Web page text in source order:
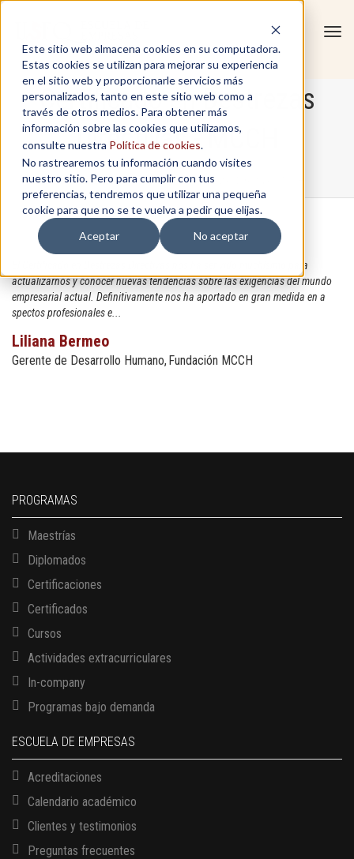
Este sitio web almacena cookies en su computadora.
Estas cookies se utilizan para mejorar su experiencia
en el sitio web y proporcionarle servicios más
personalizados, tanto en este sitio web como a
través de otros medios. Para obtener más
información sobre las cookies que utilizamos,
consulte nuestra Política de cookies.
No rastrearemos tu información cuando visites
nuestro sitio. Pero para cumplir con tus
preferencias, tendremos que utilizar una pequeña
cookie para que no se te vuelva a pedir que elijas.
Aceptar
No aceptar
Certificado en Destrezas
Directivas - MCCH
Home / In-Company / Certificado en Destrezas Directivas - MCCH
El Certificado en Destrezas Directivas nos ha ser vido muchísimo para
actualizarnos y conocer nuevas tendencias sobre las exigencias del mundo
empresarial actual. Definitivamente nos ha aportado en gran medida en a
spectos profesionales e...
Liliana Bermeo
Gerente de Desarrollo Humano Fundación MCCH
PROGRAMAS
Maestrías
Diplomados
Certificaciones
Certificados
Cursos
Actividades extracurriculares
In-company
Programas bajo demanda
ESCUELA DE EMPRESAS
Acreditaciones
Calendario académico
Clientes y testimonios
Preguntas frecuentes